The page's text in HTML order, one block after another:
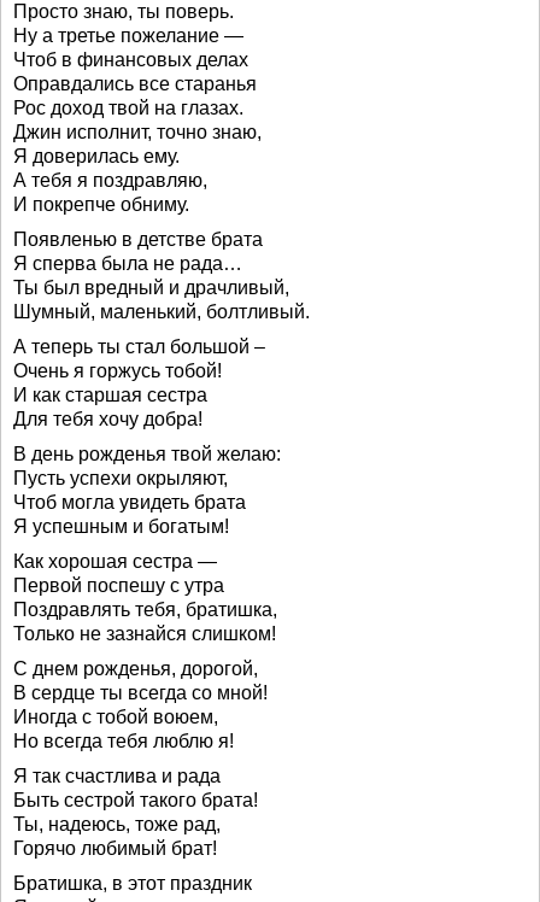
Просто знаю, ты поверь.
Ну а третье пожелание —
Чтоб в финансовых делах
Оправдались все старанья
Рос доход твой на глазах.
Джин исполнит, точно знаю,
Я доверилась ему.
А тебя я поздравляю,
И покрепче обниму.
Появленью в детстве брата
Я сперва была не рада…
Ты был вредный и драчливый,
Шумный, маленький, болтливый.
А теперь ты стал большой –
Очень я горжусь тобой!
И как старшая сестра
Для тебя хочу добра!
В день рожденья твой желаю:
Пусть успехи окрыляют,
Чтоб могла увидеть брата
Я успешным и богатым!
Как хорошая сестра —
Первой поспешу с утра
Поздравлять тебя, братишка,
Только не зазнайся слишком!
С днем рожденья, дорогой,
В сердце ты всегда со мной!
Иногда с тобой воюем,
Но всегда тебя люблю я!
Я так счастлива и рада
Быть сестрой такого брата!
Ты, надеюсь, тоже рад,
Горячо любимый брат!
Братишка, в этот праздник